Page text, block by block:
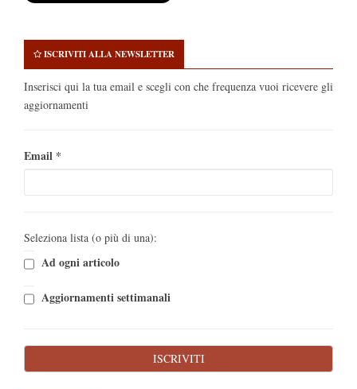
ISCRIVITI ALLA NEWSLETTER
Inserisci qui la tua email e scegli con che frequenza vuoi ricevere gli
aggiornamenti
Email *
Seleziona lista (o più di una):
Ad ogni articolo
Aggiornamenti settimanali